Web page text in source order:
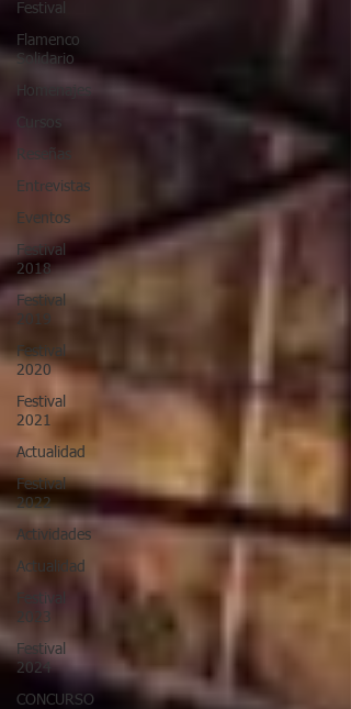
Festival
Flamenco
Solidario
Homenajes
Cursos
Reseñas
Entrevistas
Eventos
Festival
2018
Festival
2019
Festival
2020
Festival
2021
Actualidad
Festival
2022
Actividades
Actualidad
Festival
2023
Festival
2024
CONCURSO